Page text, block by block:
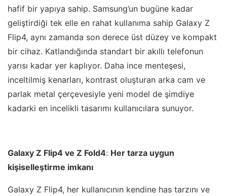
hafif bir yapıya sahip. Samsung’un bugüne kadar
geliştirdiği tek elle en rahat kullanıma sahip Galaxy Z
Flip4, aynı zamanda son derece üst düzey ve kompakt
bir cihaz. Katlandığında standart bir akıllı telefonun
yarısı kadar yer kaplıyor. Daha ince menteşesi,
inceltilmiş kenarları, kontrast oluşturan arka cam ve
parlak metal çerçevesiyle yeni model de şimdiye
kadarki en incelikli tasarımı kullanıcılara sunuyor.
Galaxy Z Flip4 ve Z Fold4: Her tarza uygun
kişiselleştirme imkanı
Galaxy Z Flip4, her kullanıcının kendine has tarzını ve